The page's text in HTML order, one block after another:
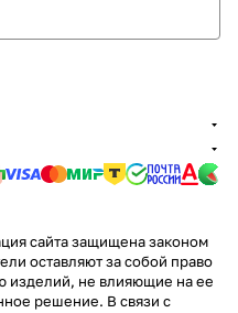
сайта защищена законом
оставляют за собой право
изделий, не влияющие на ее
решение. В связи с